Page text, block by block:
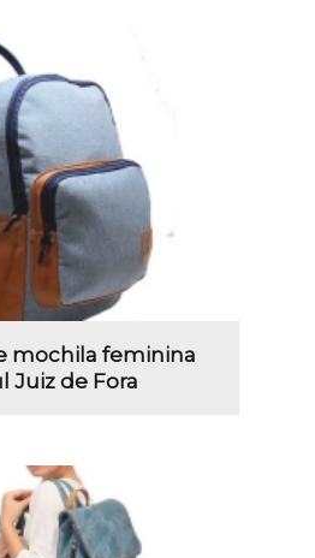
mochila feminina
Juiz de Fora